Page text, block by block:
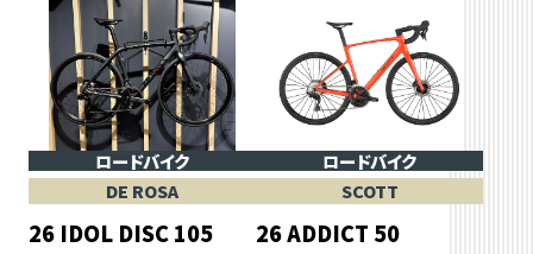
ロードバイク
DE ROSA
26 IDOL DISC 105
ロードバイク
SCOTT
26 ADDICT 50